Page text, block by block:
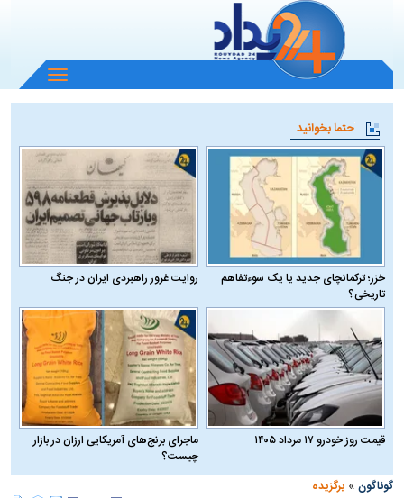
باز
و
منو
حتما بخوانید
خزر؛ ترکمانچای جدید یا یک سوءتفاهم
تاریخی؟
روایت غرور راهبردی ایران در جنگ
قیمت روز خودرو ۱۷ مرداد ۱۴۰۵
ماجرای برنج‌های آمریکایی ارزان در بازار
چیست؟
گوناگون »برگزیده